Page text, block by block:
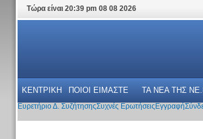
Τώρα είναι 20:39 pm 08 08 2026
ΚΕΝΤΡΙΚΗ ΠΟΙΟΙ ΕΙΜΑΣΤΕ ΤΑ ΝΕΑ THΣ
Ευρετήριο Δ. ΣυζήτησηςΣυχνές Ερωτήσεις Εγγραφή